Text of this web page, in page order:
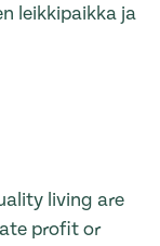
leikkipaikka ja
living are
profit or